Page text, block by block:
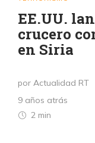
EE.UU.
crucero
en Siria
por Actualidad RT
9 años atrás
2 min